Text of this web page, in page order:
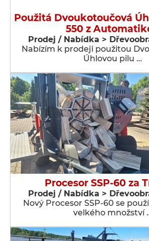
Použitá Dvoukotoučová
550 z
Prodej / Nabídka >
Nabízím k prodeji použitou
Úhlovou pilu …
Procesor SSP-60 za
Prodej / Nabídka >
Nový Procesor SSP-60 se
velkého množství